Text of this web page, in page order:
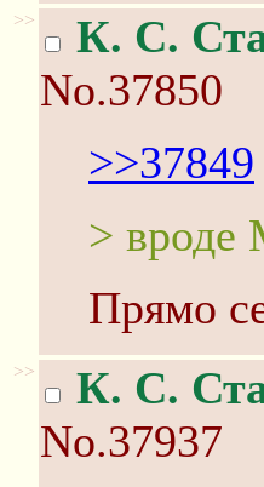
>> К. С.
No.37850
>>37849
> вроде
Прямо
>> К. С.
No.37937